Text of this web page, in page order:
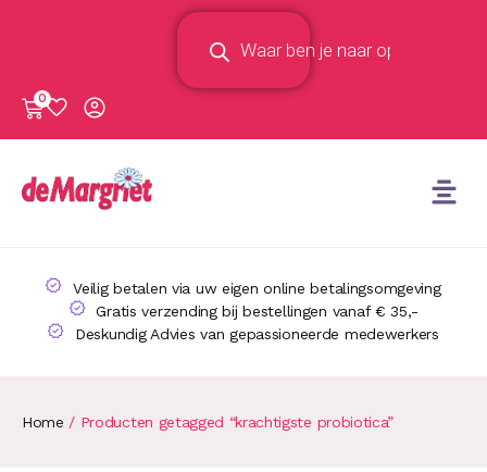
0
Veilig betalen via uw eigen online betalingsomgeving
Gratis verzending bij bestellingen vanaf € 35,-
Deskundig Advies van gepassioneerde medewerkers
Home / Producten getagged “krachtigste probiotica”